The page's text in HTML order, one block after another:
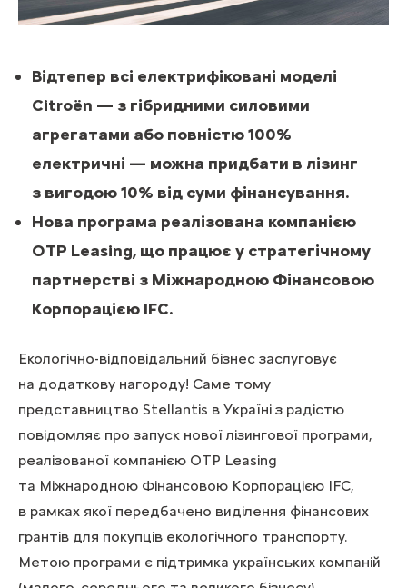
Відтепер всі електрифіковані моделі
Citroën — з гібридними силовими
агрегатами або повністю 100%
електричні — можна придбати в лізинг
з вигодою 10% від суми фінансування.
Нова програма реалізована компанією
OTP Leasing, що працює у стратегічному
партнерстві з Міжнародною Фінансовою
Корпорацією IFC.
Екологічно-відповідальний бізнес заслуговує
на додаткову нагороду! Саме тому
представництво Stellantis в Україні з радістю
повідомляє про запуск нової лізингової програми,
реалізованої компанією OTP Leasing
та Міжнародною Фінансовою Корпорацією IFC,
в рамках якої передбачено виділення фінансових
грантів для покупців екологічного транспорту.
Метою програми є підтримка українських компаній